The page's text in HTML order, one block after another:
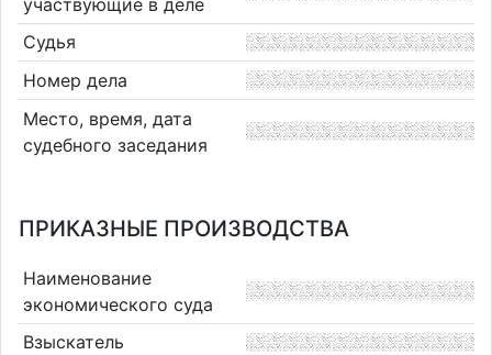
Судья
Номер дела
Место, время, дата
судебного заседания
ПРИКАЗНЫЕ ПРОИЗВОДСТВА
Наименование
экономического суда
Взыскатель